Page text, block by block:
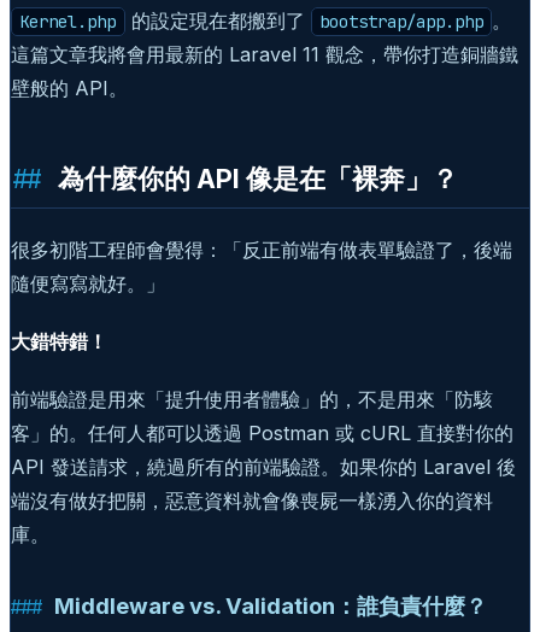
Kernel.php 的設定現在都搬到了 bootstrap/app.php 。
這篇文章我將會用最新的 Laravel 11 觀念，帶你打造銅牆鐵
壁般的 API。
為什麼你的 API 像是在「裸奔」？
很多初階工程師會覺得：「反正前端有做表單驗證了，後端
隨便寫寫就好。」
大錯特錯！
前端驗證是用來「提升使用者體驗」的，不是用來「防駭
客」的。任何人都可以透過 Postman 或 cURL 直接對你的
API 發送請求，繞過所有的前端驗證。如果你的 Laravel 後
端沒有做好把關，惡意資料就會像喪屍一樣湧入你的資料
庫。
Middleware vs. Validation：誰負責什麼？